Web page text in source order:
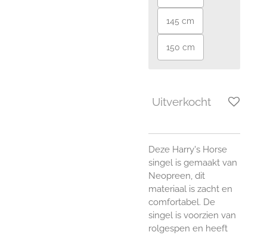
145 cm
150 cm
Uitverkocht
Deze Harry's Horse
singel is gemaakt van
Neopreen, dit
materiaal is zacht en
comfortabel. De
singel is voorzien van
rolgespen en heeft